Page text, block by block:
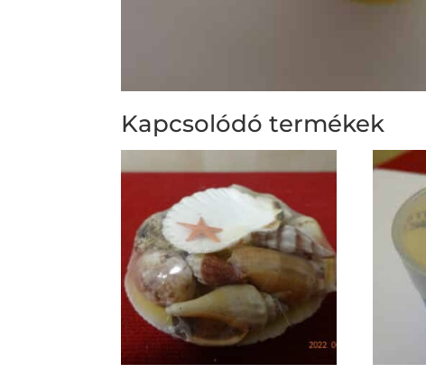
Kapcsolódó termékek